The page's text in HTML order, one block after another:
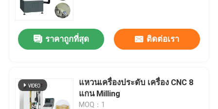
เครื่องบด CNC ห้องปฏิบัติการฟัน
ราคาถูกที่สุด ติดต่อเรา
แหวนเครื่องประดับ เครื่อง CNC 8
แกน Milling
MOQ：1